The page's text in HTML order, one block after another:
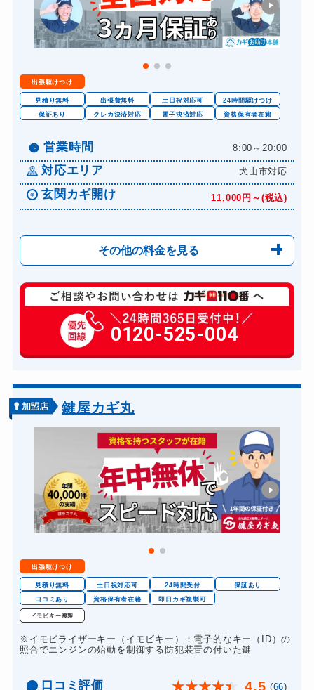
金庫カギ修理 11,000円～(税込)
金庫カギ交換 11,000円～(税込)
出張駆けつけ
見積り無料 出張費無料 土日祝対応可
24時間駆けつけ
保証あり
クレカ決済対応 電子決済対応 資格保有者在籍
営業時間 8:00～20:00
対応エリア 犬山市対応
玄関カギ開け 11,000円～(税込)
その他の料金を見る
玄関カギ修理 6,600円～(税込)
玄関カギ作成 14,300円～(税込)
玄関カギ交換 14,300円～(税込)
バイクカギ開け
バイクカギ作成 16,500円～(税込)
スーツケースカギ開け 8,800円～(税込)
金庫カギ開け 14,300円～(税込)
金庫カギ交換 11,000円～(税込)
ロッカーカギ開け 8,800円～(税込)
ドアノブカギ作成 8,800円～(税込)
ドアノブカギ交換 11,000円～(税込)
0120-525-004
鍵屋カギ丸
出張駆けつけ
見積り無料 土日祝対応可 24時間受付
保証あり
口コミあり
資格保有者在籍 即日カギ複製可
イモビキー複製
※イモビライザーキー（イモビキー）：電子的なキー（ID）の
照合でエンジンの始動を制御する防犯装置の付いた鍵
口コミ評価 ★★★★★ 4.5 (66)